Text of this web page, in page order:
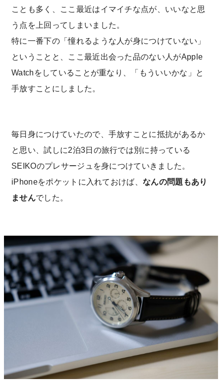
ことも多く、ここ最近はイマイチな点が、いいなと思
う点を上回ってしまいました。
特に一番下の「憧れるような人が身につけていない」
ということと、ここ最近出会った品のない人がApple
Watchをしていることが重なり、「もういいかな」と
手放すことにしました。
毎日身につけていたので、手放すことに抵抗があるか
と思い、試しに2泊3日の旅行では別に持っている
SEIKOのプレサージュを身につけていきました。
iPhoneをポケットに入れておけば、なんの問題もあり
ませんでした。